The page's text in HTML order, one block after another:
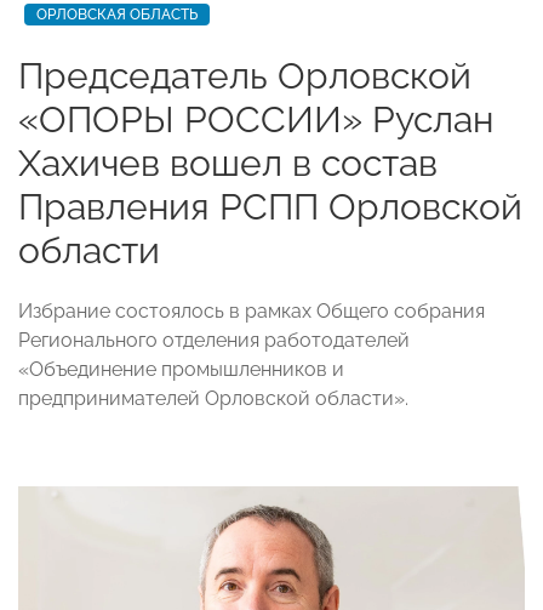
ОРЛОВСКАЯ ОБЛАСТЬ
Председатель Орловской
«ОПОРЫ РОССИИ» Руслан
Хахичев вошел в состав
Правления РСПП Орловской
области
Избрание состоялось в рамках Общего собрания
Регионального отделения работодателей
«Объединение промышленников и
предпринимателей Орловской области».